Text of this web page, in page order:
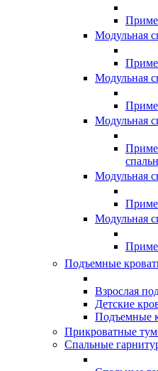
Модульная
Модульная
Модульная
Модульная
Модульная
Подъемные
Взрослая
Детские
Подъемные
Прикроватные
Спальные